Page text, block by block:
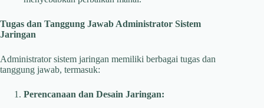
Tugas dan Tanggung Jawab Administrator Sistem
Jaringan
Administrator sistem jaringan memiliki berbagai tugas dan
tanggung jawab, termasuk:
Perencanaan dan Desain Jaringan: